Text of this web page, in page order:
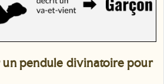
pendule divinatoire pour